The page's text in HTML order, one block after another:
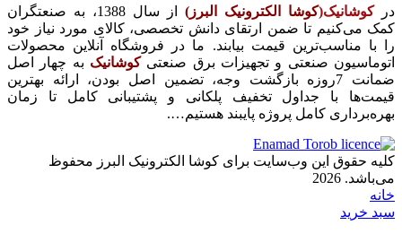
در کوشانیک(کوشا الکترونیک البرز)
از سال 1388، به صنعتگران
کمک می‌کنیم تا ضمن ارتقای دانش تخصصی، کالای مورد نیاز خود
را با مناسب‌ترین قیمت بیابند. ما در فروشگاه آنلاین محصولات
اتوماسیون صنعتی و تجهیزات برق صنعتی کوشانیک به چهار اصل
ضمانت 7روزه بازگشت وجه، تضمین اصل بودن، ارائه بهترین
قیمت‌ها با جداول تخفیف پلکانی و پشتیبانی کامل تا زمان
بهره‌برداری کامل پروژه پایبند هستیم….
کلیه حقوق این وب‌سایت برای کوشا الکترونیک البرز محفوظ
می‌باشد. 2026
خانه
سبد خرید